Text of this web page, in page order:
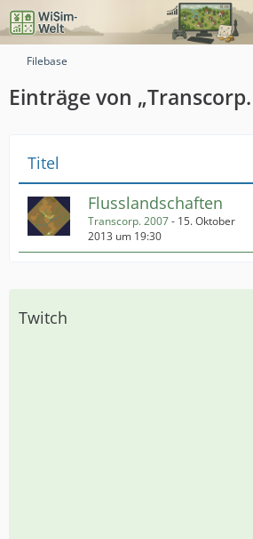
Filebase
Einträge von
Titel
Flusslandschaften
Transcorp. 2007- 15. Oktober
2013 um 19:30
Twitch